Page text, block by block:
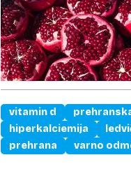
vitamin d
hiperkalciemija
prehrana
varno